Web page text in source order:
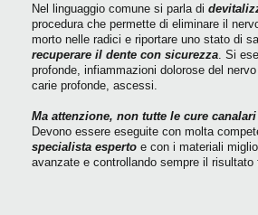
Nel linguaggio comune si parla di
procedura che permette di eliminare il
morto nelle radici e riportare uno stato di
recuperare il dente con sicurezza . Si
profonde, infiammazioni dolorose del
carie profonde, ascessi.
Ma attenzione, non tutte le cure
Devono essere eseguite con molta
specialista esperto e con i materiali
avanzate e controllando sempre il risultato